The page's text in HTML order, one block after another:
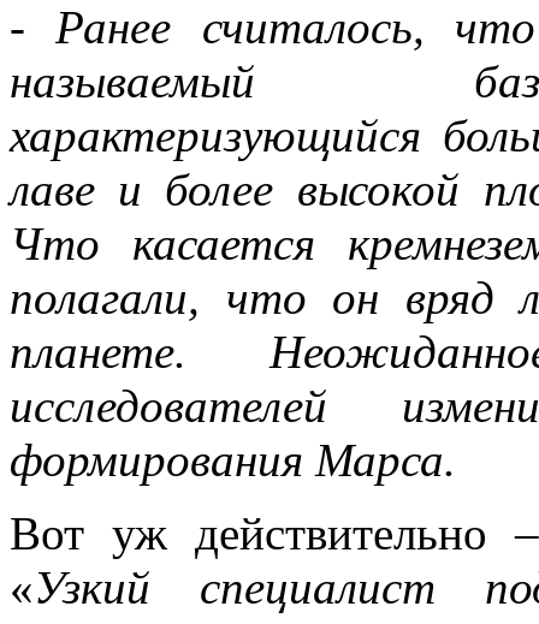
- Ранее считалось,
называемый
характеризующийся
лаве и более высокой
Что касается
полагали, что он вряд
планете.
исследователей
формирования Марса.
Вот уж действительно
«Узкий специалист